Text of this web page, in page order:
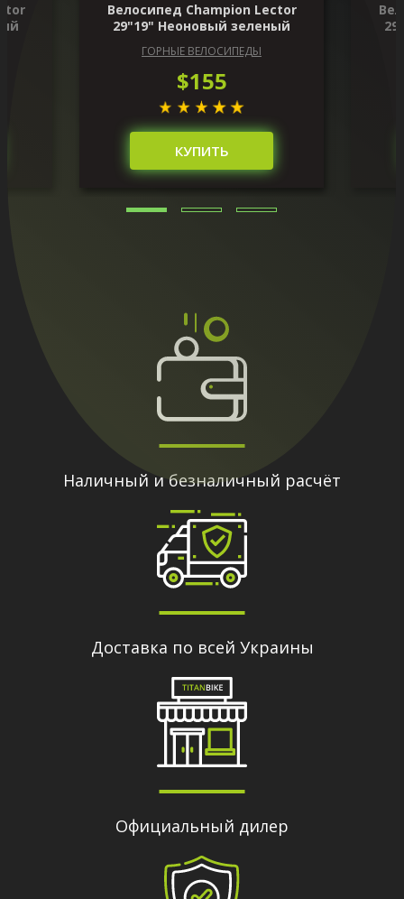
Велосипед Champion Lector
29"19" Неоновый зеленый
ГОРНЫЕ ВЕЛОСИПЕДЫ
$155
КУПИТЬ
Наличный и безналичный расчёт
Доставка по всей Украины
Официальный дилер